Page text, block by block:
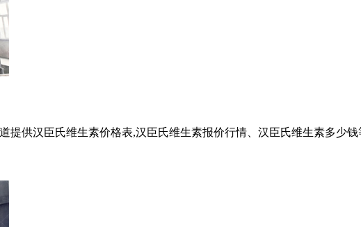
提供汉臣氏维生素价格表,汉臣氏维生素报价行情、汉臣氏维生素多少